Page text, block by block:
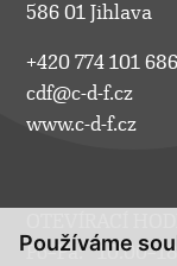
Používáme
586 01 Jihlava
+420 774 101 686
cdf@c-d-f.cz
www.c-d-f.cz
Po–Pá: